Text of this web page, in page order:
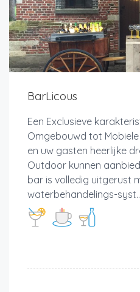
BarLicous
Een Exclusieve
Omgebouwd tot
en uw gasten heerlijke
Outdoor kunnen
bar is volledig uitgerust
waterbehandelings-